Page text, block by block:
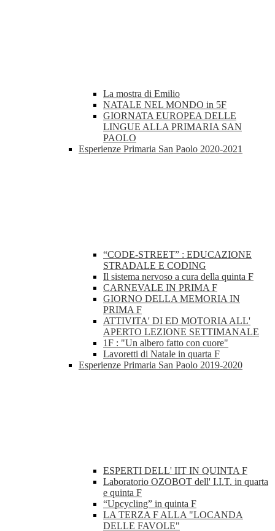
La mostra di Emilio
NATALE NEL MONDO in 5F
GIORNATA EUROPEA DELLE
LINGUE ALLA PRIMARIA SAN
PAOLO
Esperienze Primaria San Paolo 2020-2021
“CODE-STREET” : EDUCAZIONE
STRADALE E CODING
Il sistema nervoso a cura della quinta F
CARNEVALE IN PRIMA F
GIORNO DELLA MEMORIA IN
PRIMA F
ATTIVITA' DI ED MOTORIA ALL'
APERTO LEZIONE SETTIMANALE
1F : "Un albero fatto con cuore"
Lavoretti di Natale in quarta F
Esperienze Primaria San Paolo 2019-2020
ESPERTI DELL' IIT IN QUINTA F
Laboratorio OZOBOT dell' I.I.T. in quarta
e quinta F
“Upcycling” in quinta F
LA TERZA F ALLA "LOCANDA
DELLE FAVOLE"